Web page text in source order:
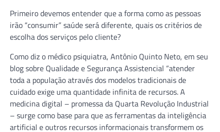
Primeiro devemos entender que a forma como as pessoas
irão “consumir” saúde será diferente, quais os critérios de
escolha dos serviços pelo cliente?
Como diz o médico psiquiatra, Antônio Quinto Neto, em seu
blog sobre Qualidade e Segurança Assistencial “atender
toda a população através dos modelos tradicionais de
cuidado exige uma quantidade infinita de recursos. A
medicina digital – promessa da Quarta Revolução Industrial
– surge como base para que as ferramentas da inteligência
artificial e outros recursos informacionais transformem os